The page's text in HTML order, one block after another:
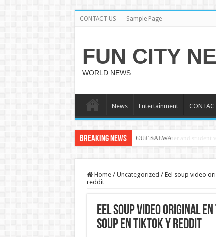
CONTACT US Sample Page
FUN CITY
WORLD NEWS
News Entertainment
Breaking News CUT SALWA
Home / Uncategorized / Eel soup video
reddit
Eel soup video original
Soup en tiktok y reddit